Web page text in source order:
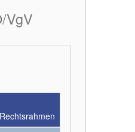
VgV
Rechtsrahmen